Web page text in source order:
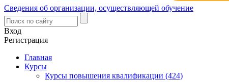
Сведения об организации, осуществляющей обучение
Вход
Регистрация
Главная
Курсы
Курсы повышения квалификации (424)